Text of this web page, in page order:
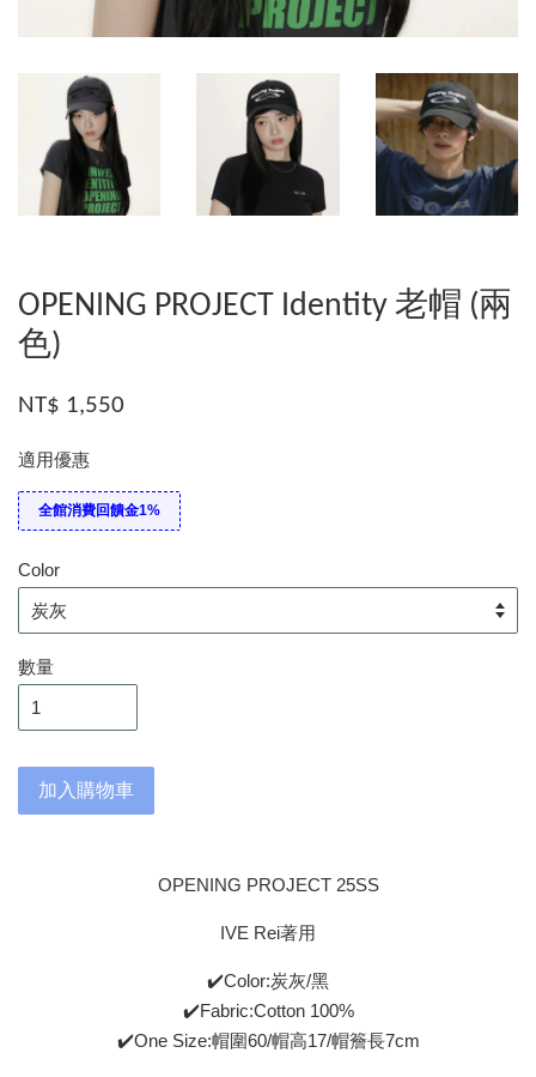
OPENING PROJECT Identity 老帽 (兩
色)
NT$ 1,550
適用優惠
全館消費回饋金1%
Color
數量
加入購物車
OPENING PROJECT 25SS
IVE Rei著用
✔️Color:炭灰/黑
✔️Fabric:Cotton 100%
✔️One Size:帽圍60/帽高17/帽簷長7cm